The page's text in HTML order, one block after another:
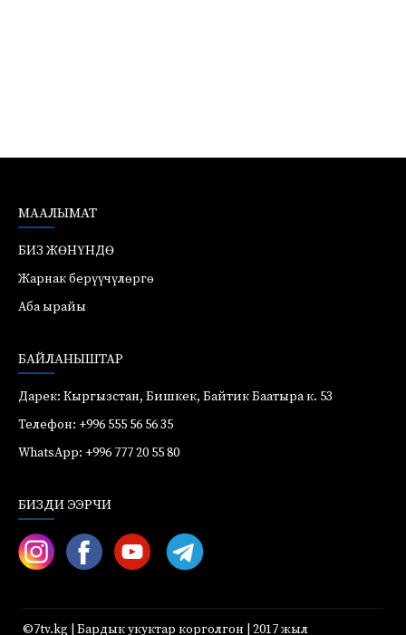
МААЛЫМАТ
БИЗ ЖӨНҮНДӨ
Жарнак берүүчүлөргө
Аба ырайы
БАЙЛАНЫШТАР
Дарек: Кыргызстан, Бишкек, Байтик Баатыра к. 53
Телефон: +996 555 56 56 35
WhatsApp: +996 777 20 55 80
БИЗДИ ЭЭРЧИ
©7tv.kg | Бардык укуктар корголгон | 2017 жыл